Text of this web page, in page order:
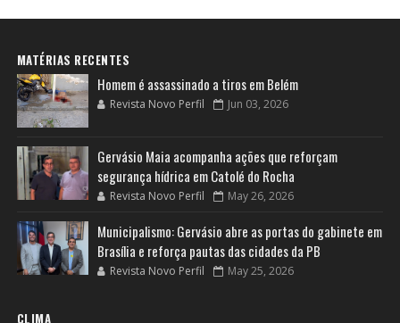
MATÉRIAS RECENTES
Homem é assassinado a tiros em Belém
Revista Novo Perfil Jun 03, 2026
Gervásio Maia acompanha ações que reforçam
segurança hídrica em Catolé do Rocha
Revista Novo Perfil May 26, 2026
Municipalismo: Gervásio abre as portas do gabinete em
Brasília e reforça pautas das cidades da PB
Revista Novo Perfil May 25, 2026
CLIMA